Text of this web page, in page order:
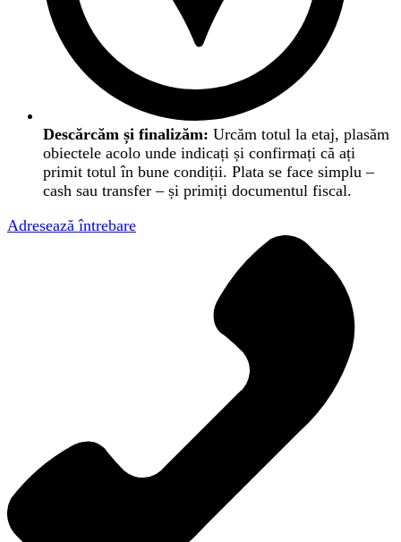
Descărcăm și finalizăm: Urcăm totul la etaj, plasăm
obiectele acolo unde indicați și confirmați că ați
primit totul în bune condiții. Plata se face simplu –
cash sau transfer – și primiți documentul fiscal.
Adresează întrebare